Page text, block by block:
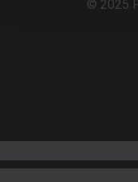
© 2025